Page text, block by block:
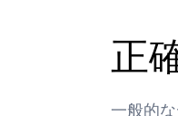
正
一般的